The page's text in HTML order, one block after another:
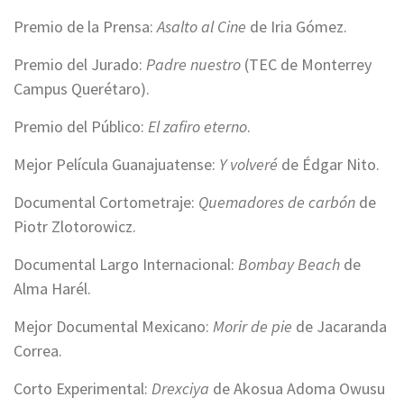
Premio de la Prensa:Asalto al Cine de Iria Gómez.
Premio del Jurado: Padre nuestro (TEC de Monterrey
Campus Querétaro).
Premio del Público: El zafiro eterno.
Mejor Película Guanajuatense: Y volveré de Édgar Nito.
Documental Cortometraje: Quemadores de carbón de
Piotr Zlotorowicz.
Documental Largo Internacional: Bombay Beach de
Alma Harél.
Mejor Documental Mexicano: Morir de pie de Jacaranda
Correa.
Corto Experimental: Drexciya de Akosua Adoma Owusu